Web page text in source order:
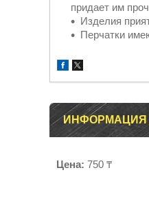
придает им
Изделия
Перчатки
ИНФОРМАЦИЯ
Цена: 750 ₸